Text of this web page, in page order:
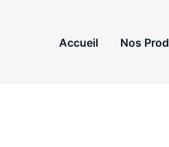
Accueil Nos